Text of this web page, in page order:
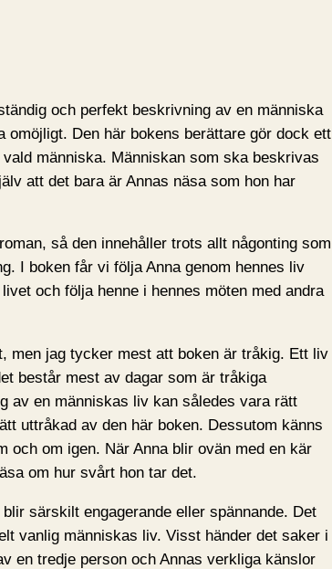
och perfekt beskrivning av en människa
omöjligt. Den här bokens berättare gör dock ett
människa. Människan som ska beskrivas
att det bara är Annas näsa som hon har
så den innehåller trots allt någonting som
I boken får vi följa Anna genom hennes liv
och följa henne i hennes möten med andra
men jag tycker mest att boken är tråkig. Ett liv
består mest av dagar som är tråkiga
av en människas liv kan således vara rätt
uttråkad av den här boken. Dessutom känns
och om igen. När Anna blir ovän med en kär
om hur svårt hon tar det.
särskilt engagerande eller spännande. Det
vanlig människas liv. Visst händer det saker i
en tredje person och Annas verkliga känslor